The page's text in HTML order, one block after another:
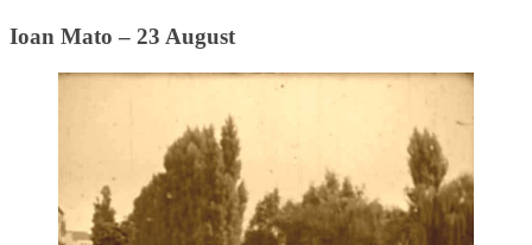
Ioan Mato – 23 August